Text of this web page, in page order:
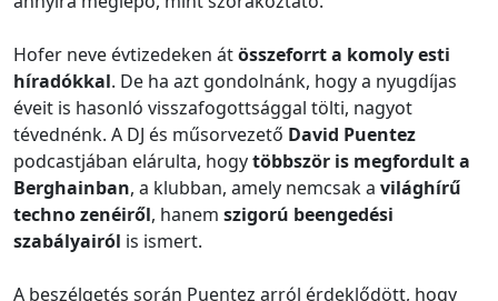
Hofer neve évtizedeken átösszeforrt a komoly esti
híradókkal. De ha azt gondolnánk, hogy a nyugdíjas
éveit is hasonló visszafogottsággal tölti, nagyot
tévednénk. A DJ és műsorvezető David Puentez
podcastjában elárulta, hogytöbbször is megfordult a
Berghainban, a klubban, amely nemcsak a világhírű
techno zenéiről, hanem szigorú beengedési
szabályairól is ismert.
A beszélgetés során Puentez arról érdeklődött, hogy